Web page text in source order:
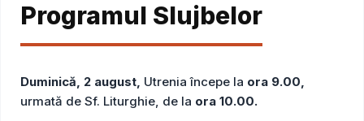
Programul Slujbelor
Duminică, 2 august, Utrenia începe la ora 9.00,
urmată de Sf. Liturghie, de la ora 10.00.